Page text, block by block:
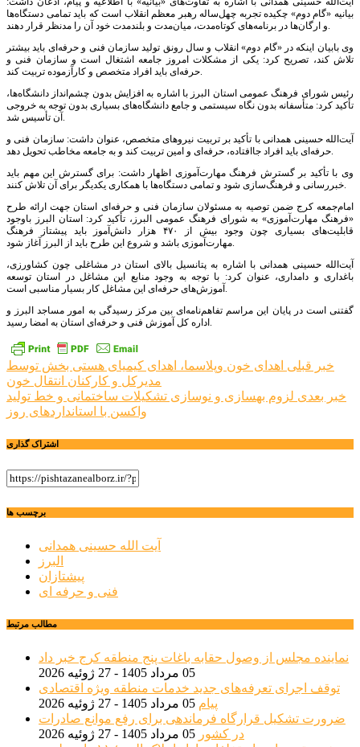
بیانیه «گام دوم» چکیده تجربه چهل‌ساله رهبر معظم انقلاب است که باید تمامی دستگاه‌ها
و ارگان‌ها در برنامه‌های کوتاه‌مدت، میان‌مدت و بلندمدت خود آن را مدنظر قرار دهند.
وی بابیان اینکه در «گام دوم» انقلاب و سال رونق تولید سازمان فنی و حرفه‌ای باید بیشتر
تلاش کند، تصریح کرد: یکی از مشکلات امروز جامعه اشتغال است و سازمان فنی و
حرفه‌ای باید افراد متخصص و کارآزموده تربیت کند.
رئیس شورای فرهنگ عمومی استان البرز با اشاره به افزایش بدون چشم‌انداز دانشگاه‌ها،
تأکید کرد: متأسفانه بدون نگاه سیستمی و جامع دانشگاه‌های بسیاری بدون توجه به خروجی
آن تأسیس شد.
آیت‌الله حسینی همدانی با تأکید بر تربیت نیروهای متخصص، عنوان داشت: سازمان فنی و
حرفه‌ای باید افراد جاافتاده، حرفه‌ای و امین تربیت کند و به جامعه مخاطب تحویل دهد.
وی با تأکید بر گسترش فرهنگ مهارت‌آموزی‌ اظهار داشت: برای گسترش این مهم باید
خبررسانی و فرهنگ‌سازی شود و تمامی دستگاه‌ها با همکاری یکدیگر برای آن تلاش کنند.
امام‌جمعه کرج ضمن توصیه به مسئولان سازمان فنی و حرفه‌ای استان جهت ارائه طرح
«فرهنگ مهارت‌آموزی» به شورای فرهنگ عمومی البرز، تأکید کرد: استان البرز باوجود
قابلیت‌های بسیاری چون وجود بیش از ۴۷۰ هزار دانش‌آموز باید پیشتاز فرهنگ
مهارت‌آموزی باشد و شروع این طرح باید از البرز آغاز شود.
آیت‌الله حسینی همدانی با اشاره به پتانسیل بالای استان در مشاغلی چون کشاورزی،
باغداری و دامداری، عنوان کرد: با توجه به وجود منابع این مشاغل در استان توسعه
آموزش‌های حرفه‌ای این مشاغل کار بسیار مناسبی است.
گفتنی است در پایان این مراسم تفاهم‌نامه‌ای بین مرکز رسیدگی به امور مساجد البرز و
اداره کل آموزش فنی و حرفه‌ای استان به امضا رسید.
راهبری
نوشته
خبر قبلی اهدای خون وپلاسما، اهدای کیمیای هستی بخش توسط
مدیرکل و کارکنان انتقال خون
خبر بعدی لزوم بهسازی و نوسازی تشکیلات ساختمانی و خط تولید
واکسن با استانداردهای روز
اشتراک گذاری
برچسب ها
آیت الله حسینی همدانی
البرز
پیشتازان
فنی و حرفه ای
مطالب مرتبط
نماینده مجلس از وصول حقابه باغات پنج منطقه کرج خبر داد
05 مرداد 1405 - 27 ژوئیه 2026
توقف اجرای تعرفه‌های جدید خدمات منطقه ویژه اقتصادی
پیام 05 مرداد 1405 - 27 ژوئیه 2026
ضرورت تشکیل قرارگاه فرماندهی برای رفع موانع صادرات
در کشور 05 مرداد 1405 - 27 ژوئیه 2026